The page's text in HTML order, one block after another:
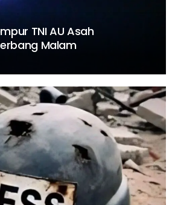
TNI AU Asah
Malam